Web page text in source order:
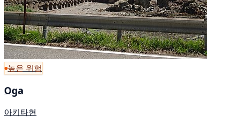
높은 위험
Oga
아키타현